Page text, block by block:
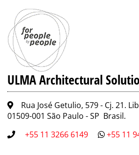
ULMA Architectural
Rua José Getulio, 579 - Cj. 21.
01509-001 São Paulo - SP Brasil.
+55 11 3266 6149
+55 11